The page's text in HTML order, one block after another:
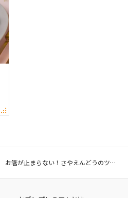
お箸が止まらない！さやえんどうのツナマヨ炒めのレシピ